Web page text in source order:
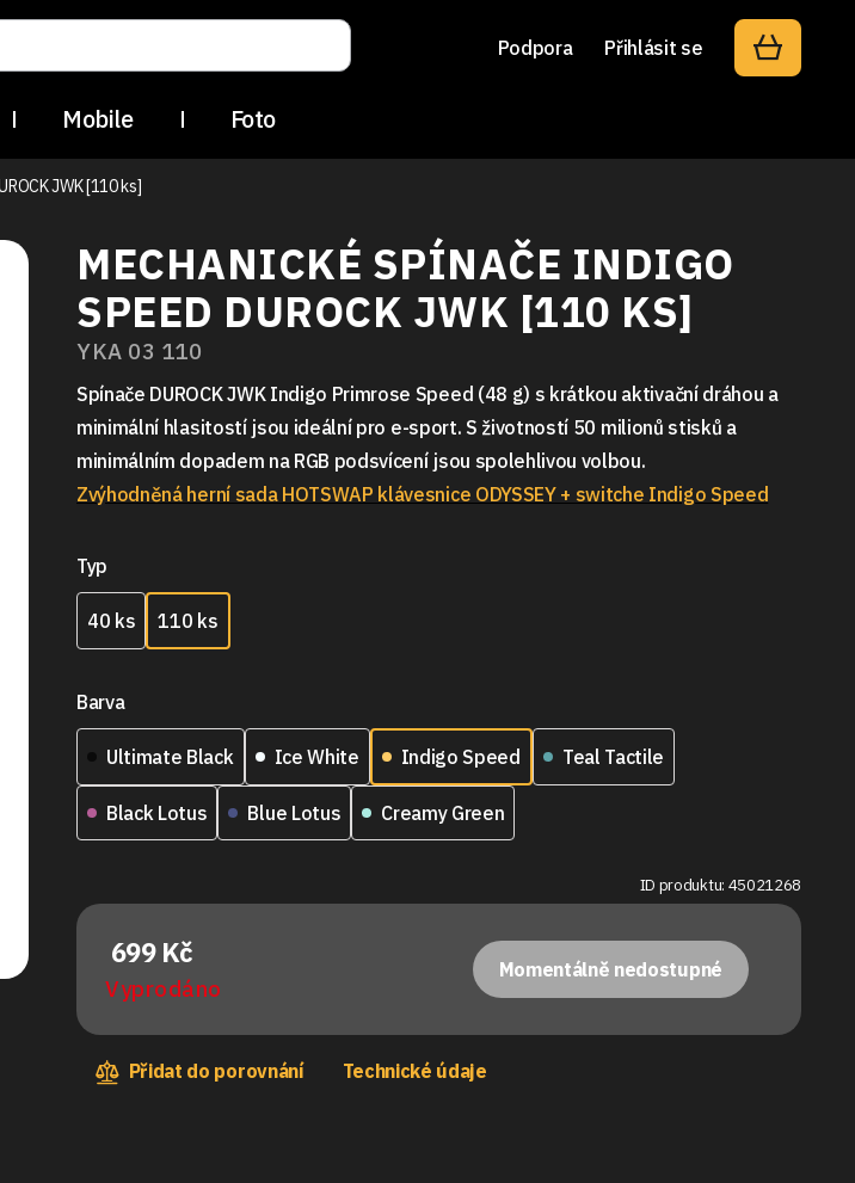
Mobile Foto
Podpora Přihlásit se
JWK [110 ks]
MECHANICKÉ SPÍNAČE INDIGO
SPEED DUROCK JWK [110 KS]
YKA 03 110
Spínače DUROCK JWK Indigo Primrose Speed (48 g) s krátkou aktivační dráhou a
minimální hlasitostí jsou ideální pro e-sport. S životností 50 milionů stisků a
minimálním dopadem na RGB podsvícení jsou spolehlivou volbou.
Zvýhodněná herní sada HOTSWAP klávesnice ODYSSEY + switche Indigo Speed
Typ
40 ks 110 ks
Barva
Ultimate Black Ice White Indigo Speed Teal Tactile
Black Lotus Blue Lotus Creamy Green
ID produktu: 45021268
699 Kč
Vyprodáno
Momentálně nedostupné
Přidat do porovnání Technické údaje